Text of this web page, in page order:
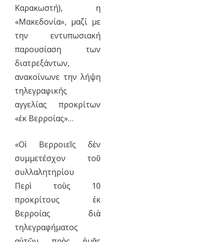
Καρακωστή), η
«Μακεδονία», μαζί με
την εντυπωσιακή
παρουσίαση των
διατρεξάντων,
ανακοίνωνε την λήψη
τηλεγραφικής
αγγελίας προκρίτων
«ἐκ Βερροίας»…
«Οἱ Βερροιεῖς δὲν
συμμετέσχον τοῦ
συλλαλητηρίου
Περὶ τοὺς 10
προκρίτους ἐκ
Βερροίας διὰ
τηλεγραφήματος